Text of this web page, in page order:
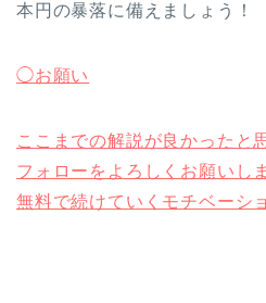
本円の暴落に備えましょう！
◯お願い
ここまでの解説が良かったと
フォローをよろしくお願いし
無料で続けていくモチベーシ